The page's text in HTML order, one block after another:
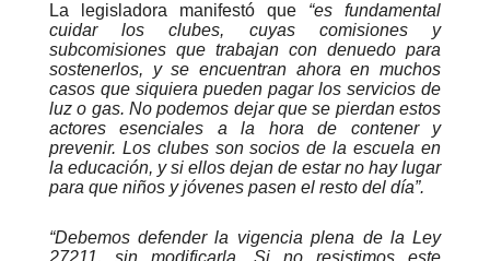
La legisladora manifestó que “es fundamental
cuidar los clubes, cuyas comisiones y
subcomisiones que trabajan con denuedo para
sostenerlos, y se encuentran ahora en muchos
casos que siquiera pueden pagar los servicios de
luz o gas. No podemos dejar que se pierdan estos
actores esenciales a la hora de contener y
prevenir. Los clubes son socios de la escuela en
la educación, y si ellos dejan de estar no hay lugar
para que niños y jóvenes pasen el resto del día”.
“Debemos defender la vigencia plena de la Ley
27211, sin modificarla. Si no resistimos este